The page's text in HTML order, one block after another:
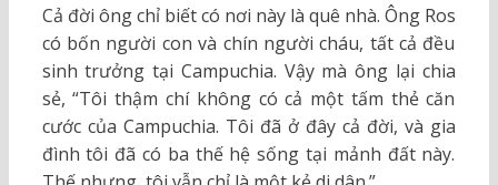
Cả đời ông chỉ biết có nơi này là quê nhà. Ông Ros
có bốn người con và chín người cháu, tất cả đều
sinh trưởng tại Campuchia. Vậy mà ông lại chia
sẻ, “Tôi thậm chí không có cả một tấm thẻ căn
cước của Campuchia. Tôi đã ở đây cả đời, và gia
đình tôi đã có ba thế hệ sống tại mảnh đất này.